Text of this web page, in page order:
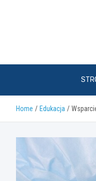
Home Edukacja